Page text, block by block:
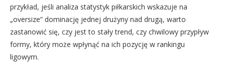
przykład, jeśli analiza statystyk piłkarskich wskazuje na
„oversize” dominację jednej drużyny nad drugą, warto
zastanowić się, czy jest to stały trend, czy chwilowy przypływ
formy, który może wpłynąć na ich pozycję w rankingu
ligowym.